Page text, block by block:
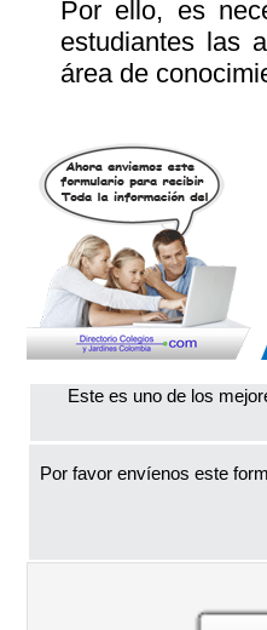
Por ello, es
estudiantes las
área de
Este es uno de los
Por favor envíenos este